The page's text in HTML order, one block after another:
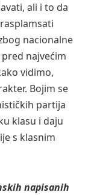
ali i to da
nacionalne
najvećim
vidimo,
Bojim se
partija
klasu i daju
s klasnim
napisanih